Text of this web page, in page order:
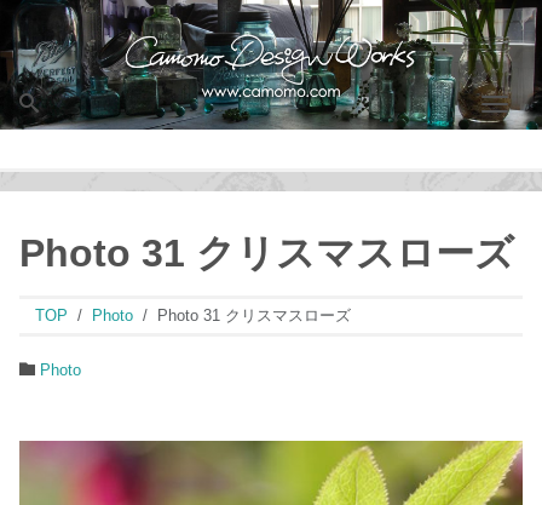
Photo 31 クリスマスローズ
TOP Photo Photo 31 クリスマスローズ
Photo